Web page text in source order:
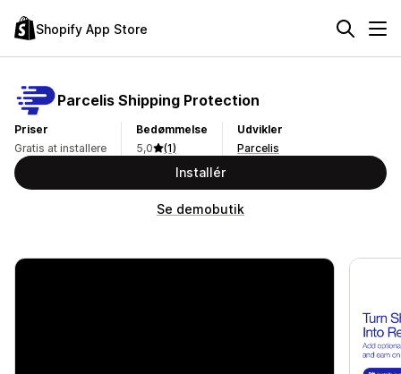
Shopify App Store
Parcelis Shipping Protection
Priser
Gratis at installere
Bedømmelse
5,0
(1)
Udvikler
Parcelis
Installér
Se demobutik